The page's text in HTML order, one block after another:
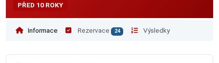
PŘED 10 ROKY
Informace Rezervace 24 Výsledky